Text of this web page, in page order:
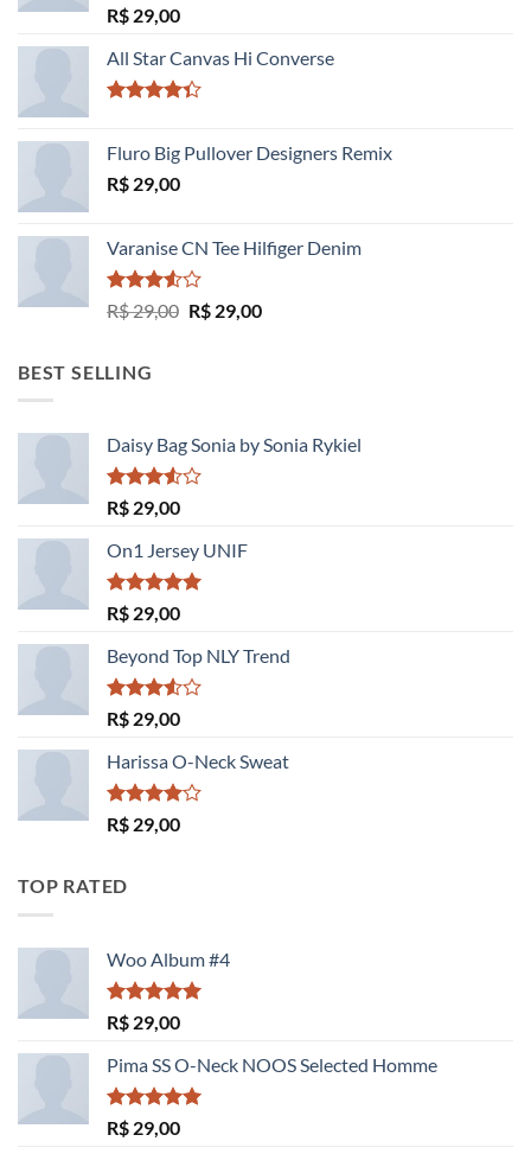
Avaliação
4.00
de
5
R$ 29,00
All Star Canvas Hi Converse
Fluro Big Pullover Designers Remix
R$ 29,00
Varanise CN Tee Hilfiger Denim
Avaliação
3.50
de
R$29,00 O
R$29,00O
BEST SELLING
Daisy Bag Sonia by Sonia Rykiel
Avaliação
3.50
de
5
R$ 29,00
On1 Jersey UNIF
Avaliação
5.00
de 5
R$ 29,00
Beyond Top NLY Trend
Avaliação
3.50
de
5
R$ 29,00
Harissa O-Neck Sweat
Avaliação
4.00
de
R$ 29,00
TOP RATED
Woo Album #4
Avaliação
5.00
de 5
R$ 29,00
Pima SS O-Neck NOOS Selected Homme
Avaliação
5.00
de 5
R$ 29,00